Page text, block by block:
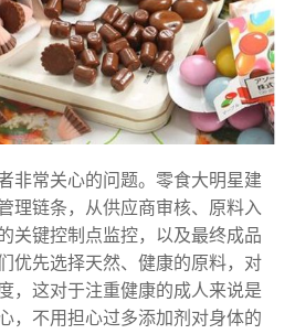
非常关心的问题。零食大明星建
理链条，从供应商审核、原料入
关键控制点监控，以及最终成品
优先选择天然、健康的原料，对
，这对于注重健康的成人来说是
，不用担心过多添加剂对身体的